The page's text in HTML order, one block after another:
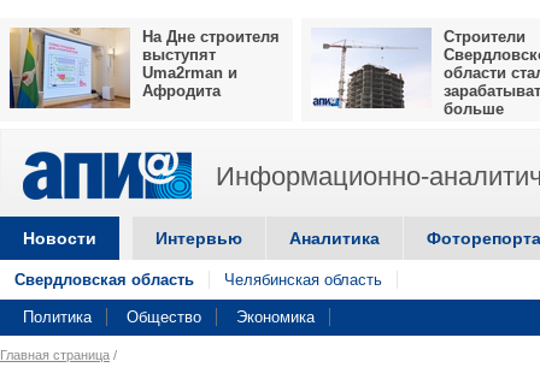
На Дне строителя
выступят
Uma2rman и
Афродита
Строители
области
больше
Информационно-
Новости Интервью Аналитика
Свердловская область Челябинская область
Политика Общество Экономика
Главная страница /